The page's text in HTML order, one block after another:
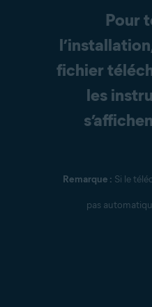
Pour
fichier
les
Remarque : Si le
pas